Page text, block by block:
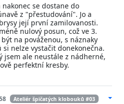
nakonec se dostane do
z "přestudování". Jo a
její první zamilovanosti.
nulový posun, což ve 3.
na pováženou, s náznaky
si nelze vystačit donekonečna.
jsem ale neustále z nádherné,
perfektní kresby.
Ateliér špičatých klobouků #03